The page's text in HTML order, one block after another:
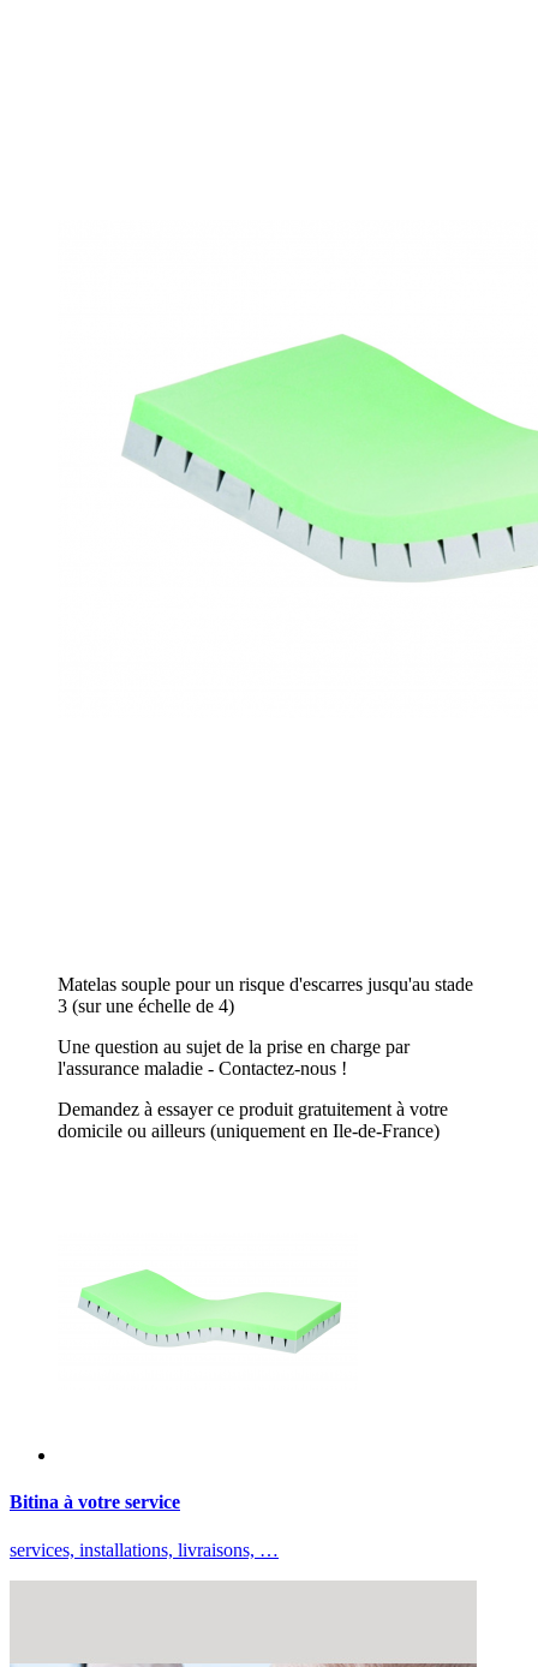
Matelas souple pour un risque d'escarres jusqu'au stade
3 (sur une échelle de 4)
Une question au sujet de la prise en charge par
l'assurance maladie - Contactez-nous !
Demandez à essayer ce produit gratuitement à votre
domicile ou ailleurs (uniquement en Ile-de-France)
Bitina à votre service
services, installations, livraisons, …